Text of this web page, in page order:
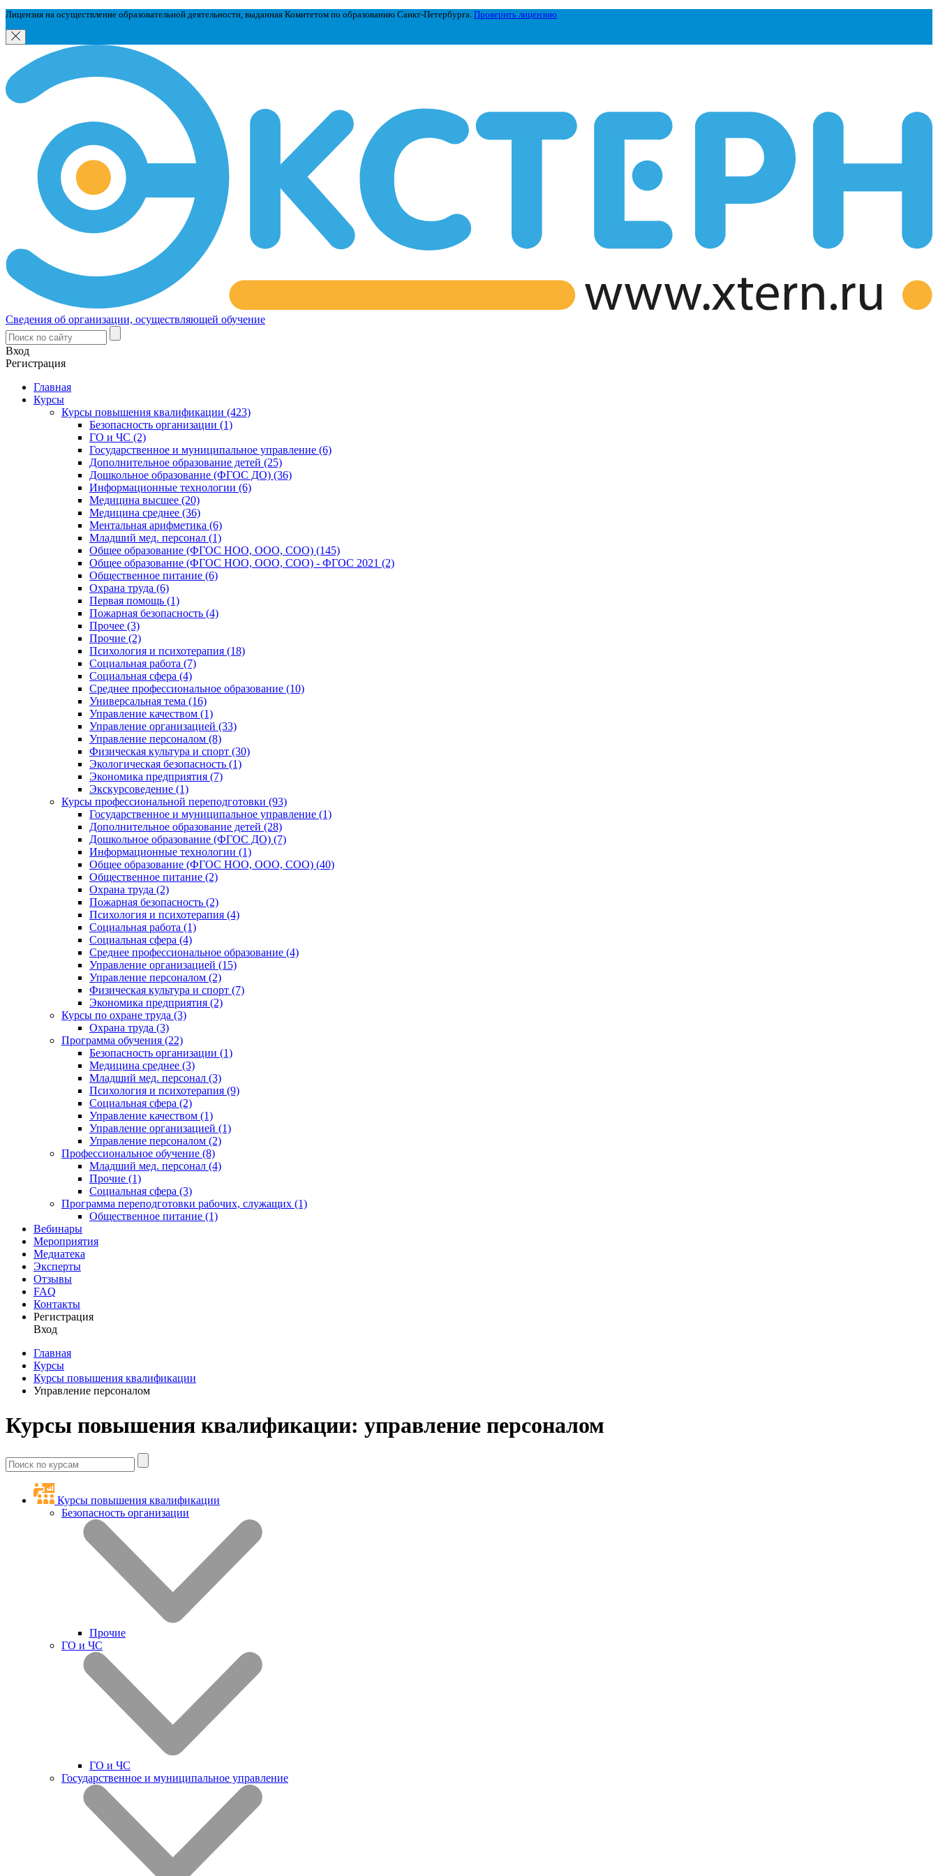
Лицензия на осуществление образовательной деятельности, выданная Комитетом по образованию Санкт-Петербурга. Проверить лицензию
Сведения об организации, осуществляющей обучение
Вход
Регистрация
Главная
Курсы
Курсы повышения квалификации (423)
Безопасность организации (1)
ГО и ЧС (2)
Государственное и муниципальное управление (6)
Дополнительное образование детей (25)
Дошкольное образование (ФГОС ДО) (36)
Информационные технологии (6)
Медицина высшее (20)
Медицина среднее (36)
Ментальная арифметика (6)
Младший мед. персонал (1)
Общее образование (ФГОС НОО, ООО, СОО) (145)
Общее образование (ФГОС НОО, ООО, СОО) - ФГОС 2021 (2)
Общественное питание (6)
Охрана труда (6)
Первая помощь (1)
Пожарная безопасность (4)
Прочее (3)
Прочие (2)
Психология и психотерапия (18)
Социальная работа (7)
Социальная сфера (4)
Среднее профессиональное образование (10)
Универсальная тема (16)
Управление качеством (1)
Управление организацией (33)
Управление персоналом (8)
Физическая культура и спорт (30)
Экологическая безопасность (1)
Экономика предприятия (7)
Экскурсоведение (1)
Курсы профессиональной переподготовки (93)
Государственное и муниципальное управление (1)
Дополнительное образование детей (28)
Дошкольное образование (ФГОС ДО) (7)
Информационные технологии (1)
Общее образование (ФГОС НОО, ООО, СОО) (40)
Общественное питание (2)
Охрана труда (2)
Пожарная безопасность (2)
Психология и психотерапия (4)
Социальная работа (1)
Социальная сфера (4)
Среднее профессиональное образование (4)
Управление организацией (15)
Управление персоналом (2)
Физическая культура и спорт (7)
Экономика предприятия (2)
Курсы по охране труда (3)
Охрана труда (3)
Программа обучения (22)
Безопасность организации (1)
Медицина среднее (3)
Младший мед. персонал (3)
Психология и психотерапия (9)
Социальная сфера (2)
Управление качеством (1)
Управление организацией (1)
Управление персоналом (2)
Профессиональное обучение (8)
Младший мед. персонал (4)
Прочие (1)
Социальная сфера (3)
Программа переподготовки рабочих, служащих (1)
Общественное питание (1)
Вебинары
Мероприятия
Медиатека
Эксперты
Отзывы
FAQ
Контакты
Регистрация
Вход
Главная
Курсы
Курсы повышения квалификации
Управление персоналом
Курсы повышения квалификации: управление персоналом
Курсы повышения квалификации
Безопасность организации
Прочие
ГО и ЧС
ГО и ЧС
Государственное и муниципальное управление